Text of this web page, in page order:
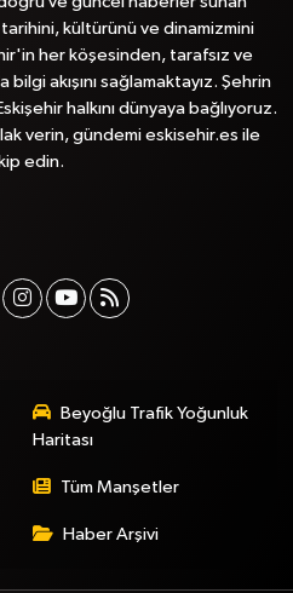
kültürünü ve dinamizmini
her köşesinden, tarafsız ve
akışını sağlamaktayız. Şehrin
halkını dünyaya bağlıyoruz.
verin, gündemi eskisehir.es ile
edin.
Beyoğlu Trafik Yoğunluk
Haritası
Tüm Manşetler
Haber Arşivi